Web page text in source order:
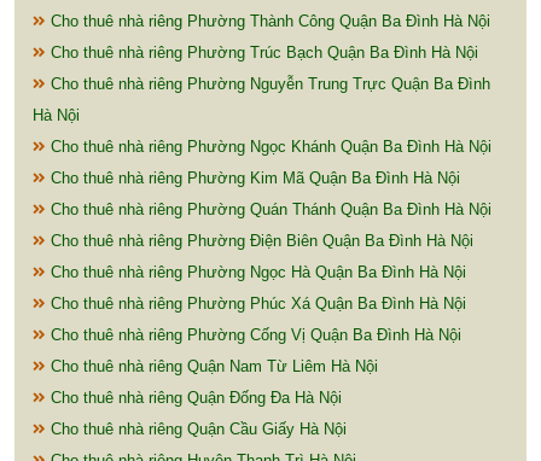
Cho thuê nhà riêng Phường Thành Công Quận Ba Đình Hà Nội
Cho thuê nhà riêng Phường Trúc Bạch Quận Ba Đình Hà Nội
Cho thuê nhà riêng Phường Nguyễn Trung Trực Quận Ba Đình
Hà Nội
Cho thuê nhà riêng Phường Ngọc Khánh Quận Ba Đình Hà Nội
Cho thuê nhà riêng Phường Kim Mã Quận Ba Đình Hà Nội
Cho thuê nhà riêng Phường Quán Thánh Quận Ba Đình Hà Nội
Cho thuê nhà riêng Phường Điện Biên Quận Ba Đình Hà Nội
Cho thuê nhà riêng Phường Ngọc Hà Quận Ba Đình Hà Nội
Cho thuê nhà riêng Phường Phúc Xá Quận Ba Đình Hà Nội
Cho thuê nhà riêng Phường Cống Vị Quận Ba Đình Hà Nội
Cho thuê nhà riêng Quận Nam Từ Liêm Hà Nội
Cho thuê nhà riêng Quận Đống Đa Hà Nội
Cho thuê nhà riêng Quận Cầu Giấy Hà Nội